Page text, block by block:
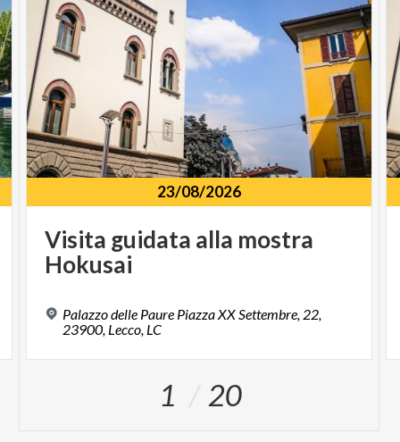
23/08/2026
Visita guidata alla mostra
Hokusai
Palazzo delle Paure Piazza XX Settembre, 22,
23900, Lecco, LC
1 20